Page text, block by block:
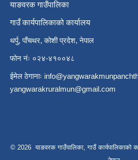
याङवरक गाउँपालिका
गाउँ कार्यपालिकाको कार्यालय
थर्पु, पाँचथर, कोशी प्रदेश, नेपाल
फोन नंः ०२४-४१००४८
ईमेल ठेगानाः
yangwarakruralmun@gmail.com
© 2026 याङवरक गाउँपालिका, गाउँ कार्यपालिकाको